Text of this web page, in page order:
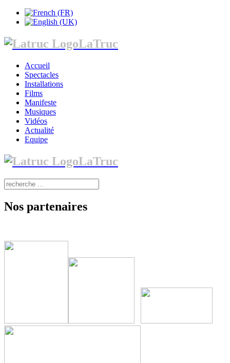
LaTruc
Accueil
Spectacles
Installations
Films
Manifeste
Musiques
Vidéos
Actualité
Equipe
LaTruc
Nos partenaires